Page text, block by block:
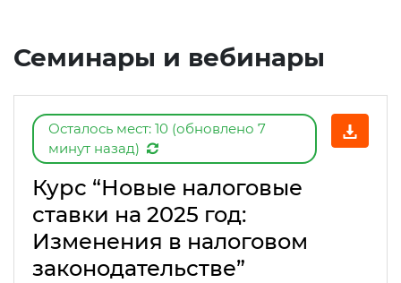
Семинары и вебинары
Осталось мест: 10 (обновлено 7
минут назад)
Курс “Новые налоговые
ставки на 2025 год:
Изменения в налоговом
законодательстве”